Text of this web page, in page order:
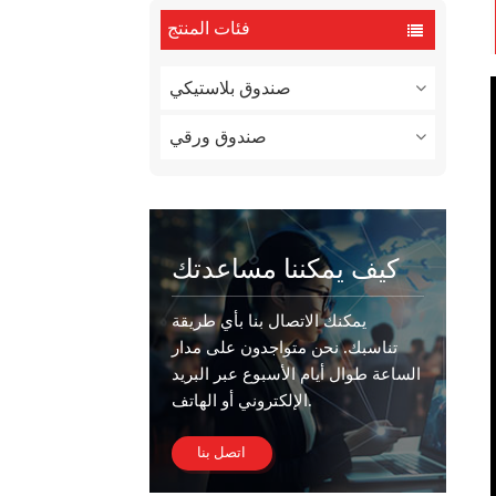
فئات المنتج
صندوق بلاستيكي
صندوق ورقي
كيف يمكننا مساعدتك
يمكنك الاتصال بنا بأي طريقة
تناسبك. نحن متواجدون على مدار
الساعة طوال أيام الأسبوع عبر البريد
الإلكتروني أو الهاتف.
اتصل بنا